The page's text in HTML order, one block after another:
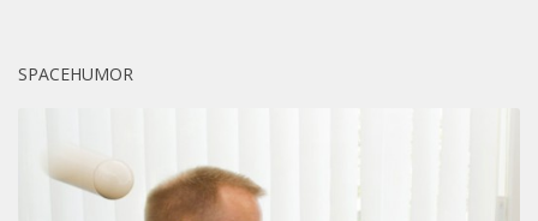
SPACEHUMOR